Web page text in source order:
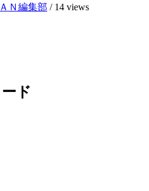
Ｎ編集部 / 14 views
ド